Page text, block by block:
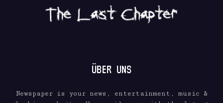
ÜBER UNS
Newspaper is your news, entertainment, music &